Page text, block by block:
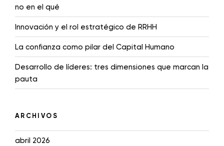
no en el qué
Innovación y el rol estratégico de RRHH
La confianza como pilar del Capital Humano
Desarrollo de líderes: tres dimensiones que marcan la
pauta
ARCHIVOS
abril 2026